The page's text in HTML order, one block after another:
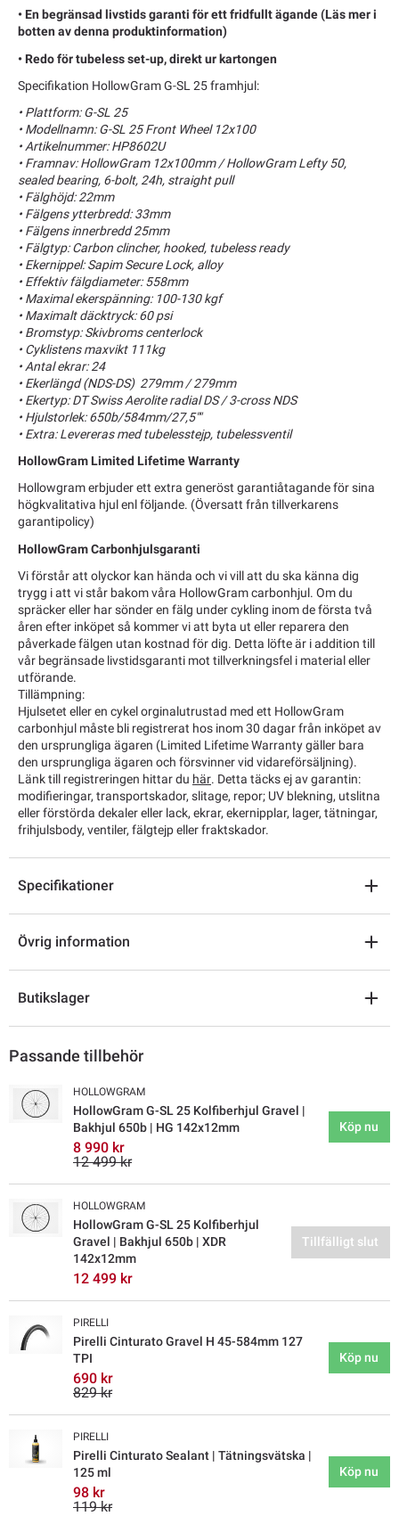
• En begränsad livstids garanti för ett fridfullt ägande (Läs mer i
botten av denna produktinformation)
• Redo för tubeless set-up, direkt ur kartongen
Specifikation HollowGram G-SL 25 framhjul:
• Plattform: G-SL 25
• Modellnamn: G-SL 25 Front Wheel 12x100
• Artikelnummer: HP8602U
• Framnav: HollowGram 12x100mm / HollowGram Lefty 50,
sealed bearing, 6-bolt, 24h, straight pull
• Fälghöjd: 22mm
• Fälgens ytterbredd: 33mm
• Fälgens innerbredd 25mm
• Fälgtyp: Carbon clincher, hooked, tubeless ready
• Ekernippel: Sapim Secure Lock, alloy
• Effektiv fälgdiameter: 558mm
• Maximal ekerspänning: 100-130 kgf
• Maximalt däcktryck: 60 psi
• Bromstyp: Skivbroms centerlock
• Cyklistens maxvikt 111kg
• Antal ekrar: 24
• Ekerlängd (NDS-DS) 279mm / 279mm
• Ekertyp: DT Swiss Aerolite radial DS / 3-cross NDS
• Hjulstorlek: 650b/584mm/27,5""
• Extra: Levereras med tubelesstejp, tubelessventil
HollowGram Limited Lifetime Warranty
Hollowgram erbjuder ett extra generöst garantiåtagande för sina
högkvalitativa hjul enl följande. (Översatt från tillverkarens
garantipolicy)
HollowGram Carbonhjulsgaranti
Vi förstår att olyckor kan hända och vi vill att du ska känna dig
trygg i att vi står bakom våra HollowGram carbonhjul. Om du
spräcker eller har sönder en fälg under cykling inom de första två
åren efter inköpet så kommer vi att byta ut eller reparera den
påverkade fälgen utan kostnad för dig. Detta löfte är i addition till
vår begränsade livstidsgaranti mot tillverkningsfel i material eller
utförande.
Tillämpning:
Hjulsetet eller en cykel orginalutrustad med ett HollowGram
carbonhjul måste bli registrerat hos inom 30 dagar från inköpet av
den ursprungliga ägaren (Limited Lifetime Warranty gäller bara
den ursprungliga ägaren och försvinner vid vidareförsäljning).
Länk till registreringen hittar du här. Detta täcks ej av garantin:
modifieringar, transportskador, slitage, repor; UV blekning, utslitna
eller förstörda dekaler eller lack, ekrar, ekernipplar, lager, tätningar,
frihjulsbody, ventiler, fälgtejp eller fraktskador.
Specifikationer
Övrig information
Butikslager
Passande tillbehör
HOLLOWGRAM
HollowGram G-SL 25 Kolfiberhjul Gravel |
Bakhjul 650b | HG 142x12mm
8 990 kr
12 499 kr
Köp nu
HOLLOWGRAM
HollowGram G-SL 25 Kolfiberhjul
Gravel | Bakhjul 650b | XDR
142x12mm
12 499 kr
Tillfälligt slut
PIRELLI
Pirelli Cinturato Gravel H 45-584mm 127
TPI
690 kr
829 kr
Köp nu
PIRELLI
Pirelli Cinturato Sealant | Tätningsvätska |
125 ml
98 kr
119 kr
Köp nu